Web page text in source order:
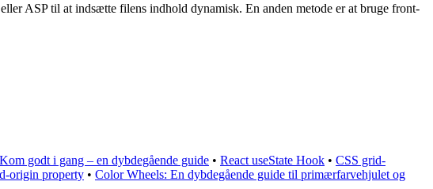
ASP til at indsætte filens indhold dynamisk. En anden metode er at bruge front-
godt i gang – en dybdegående guide • React useState Hook • CSS grid-
origin property • Color Wheels: En dybdegående guide til primærfarvehjulet og